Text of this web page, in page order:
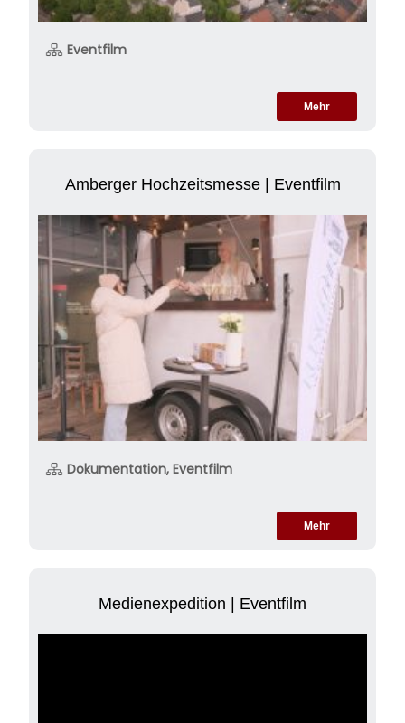
Eventfilm
Mehr
Amberger Hochzeitsmesse | Eventfilm
Dokumentation, Eventfilm
Mehr
Medienexpedition | Eventfilm